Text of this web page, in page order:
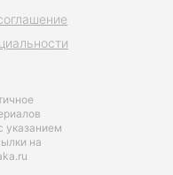
указанием
на